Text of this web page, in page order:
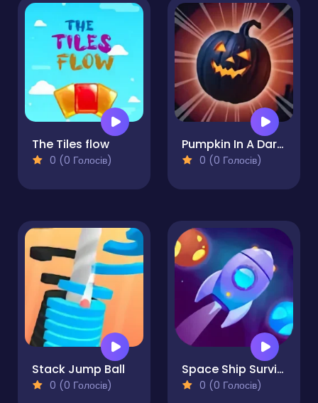
The Tiles flow
0 (0 Голосів)
Pumpkin In A Dark World
0 (0 Голосів)
Stack Jump Ball
0 (0 Голосів)
Space Ship Survivor
0 (0 Голосів)